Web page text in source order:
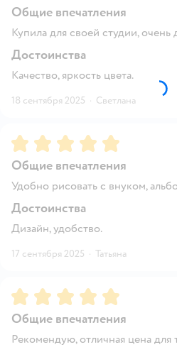
Общие впечатления
Купила для своей студии, очень
Достоинства
Качество, яркость цвета.
18 сентября 2025 · Светлана
Рейтинг:5
Общие впечатления
Удобно рисовать с внуком,
Достоинства
Дизайн, удобство.
17 сентября 2025 · Татьяна
Рейтинг:5
Общие впечатления
Рекомендую, отличная цена для